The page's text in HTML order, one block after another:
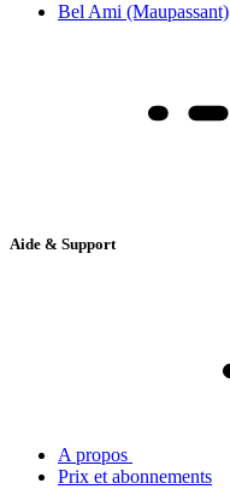
Bel Ami (Maupassant)
Aide & Support
A propos
Prix et abonnements